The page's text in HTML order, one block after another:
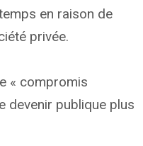
en raison de
privée.
« compromis
devenir publique plus